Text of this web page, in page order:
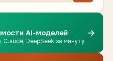
AI-моделей
DeepSeek за минуту
→